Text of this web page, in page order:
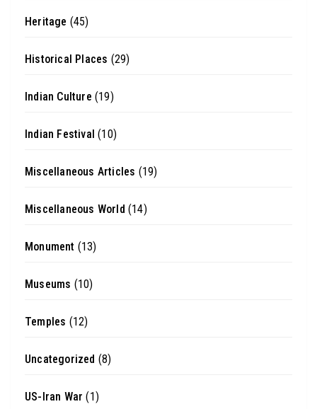
Heritage (45)
Historical Places (29)
Indian Culture (19)
Indian Festival (10)
Miscellaneous Articles (19)
Miscellaneous World (14)
Monument (13)
Museums (10)
Temples (12)
Uncategorized (8)
US-Iran War (1)